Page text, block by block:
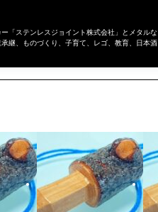
「ステンレスジョイント株式会社」とメタル
継、ものづくり、子育て、レゴ、教育、日